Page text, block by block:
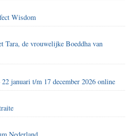
Wisdom
Tara, de vrouwelijke Boeddha van
januari t/m 17 december 2026 online